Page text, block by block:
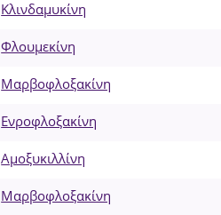
Κλινδαμυκίνη
Φλουμεκίνη
Μαρβοφλοξακίνη
Ενροφλοξακίνη
Αμοξυκιλλίνη
Μαρβοφλοξακίνη